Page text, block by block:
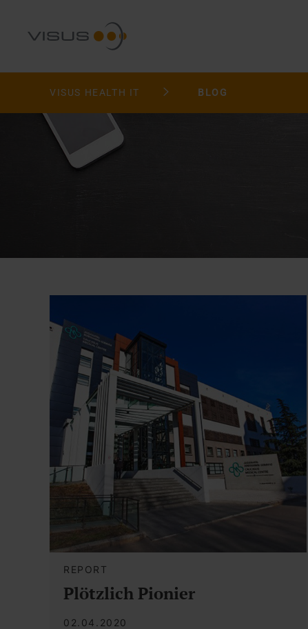
VISUS HEALTH IT BLOG
REPORT
Plötzlich Pionier
02.04.2020